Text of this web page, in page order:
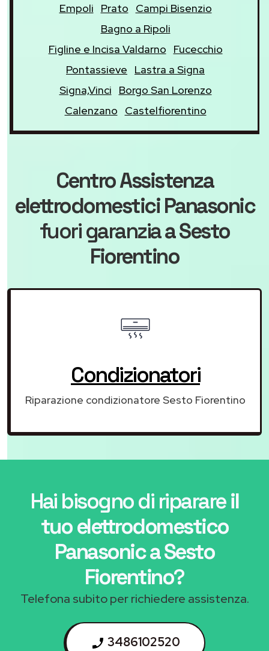
Empoli Prato
Campi Bisenzio
Bagno a Ripoli
Figline e Incisa Valdarno
Fucecchio
Pontassieve
Lastra a Signa
Signa,Vinci
Borgo San Lorenzo
Calenzano
Castelfiorentino
Centro Assistenza
elettrodomestici Panasonic
fuori garanziaa Sesto
Fiorentino
Condizionatori
Riparazione condizionatore Sesto Fiorentino
Hai bisogno di riparareil
tuo elettrodomestico
Panasonic a Sesto
Fiorentino?
Telefona subito per richiedere assistenza.
3486102520